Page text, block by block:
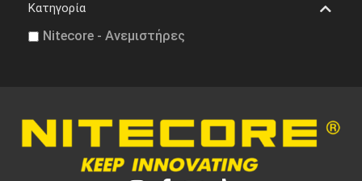
Κατηγορία
Nitecore - Ανεμιστήρες